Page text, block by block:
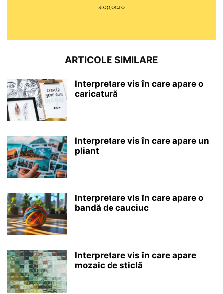
ARTICOLE SIMILARE
Interpretare vis în care apare o
caricatură
Interpretare vis în care apare un
pliant
Interpretare vis în care apare o
bandă de cauciuc
Interpretare vis în care apare
mozaic de sticlă